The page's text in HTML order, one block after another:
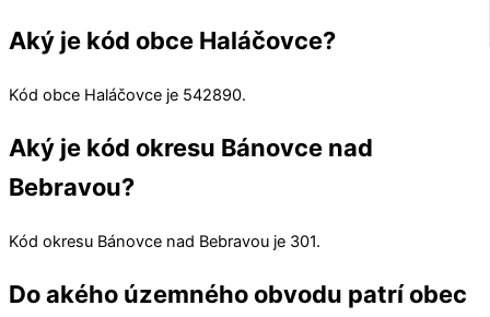
Aký je kód obce Haláčovce?
Kód obce Haláčovce je 542890.
Aký je kód okresu Bánovce nad
Bebravou?
Kód okresu Bánovce nad Bebravou je 301.
Do akého územného obvodu patrí obec